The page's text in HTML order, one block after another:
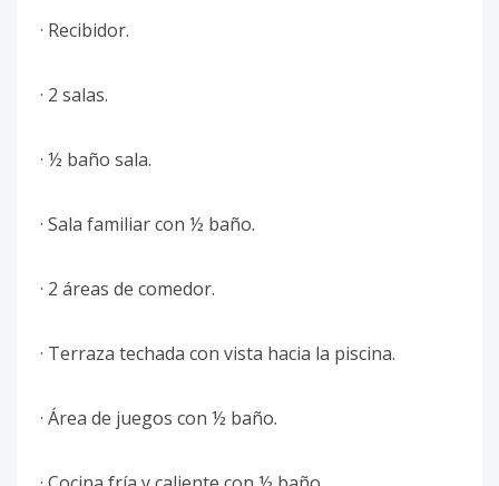
· Recibidor.
· 2 salas.
· ½ baño sala.
· Sala familiar con ½ baño.
· 2 áreas de comedor.
· Terraza techada con vista hacia la piscina.
· Área de juegos con ½ baño.